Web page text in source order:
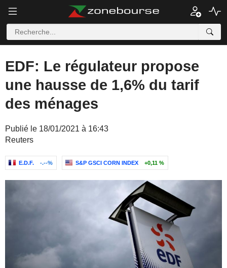
EDF: Le régulateur propose
une hausse de 1,6% du tarif
des ménages
Publié le 18/01/2021 à 16:43
Reuters
E.D.F. -.--% S&P GSCI CORN INDEX +0,11 %